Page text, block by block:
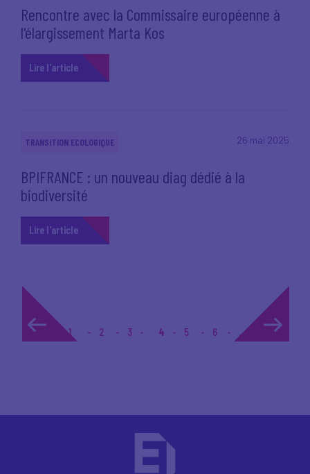
Rencontre avec la Commissaire européenne à
l'élargissement Marta Kos
Lire l'article
26 mai 2025
TRANSITION ECOLOGIQUE
BPIFRANCE : un nouveau diag dédié à la
biodiversité
Lire l'article
1 2 3 4 5 6 ... 49